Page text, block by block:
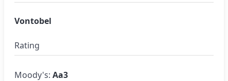
Vontobel
Rating
Moody's:Aa3